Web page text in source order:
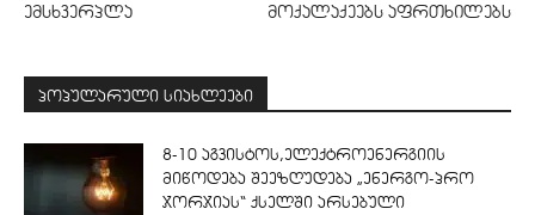
ემსხვერპლა
მოქალაქეებს აფრთხილებს
პოპულარული სიახლეები
8-10 აგვისტოს,ელექტროენერგიის
მიწოდება შეეზღუდება „ენერგო-პრო
ჯორჯიას“ ქსელში არსებული